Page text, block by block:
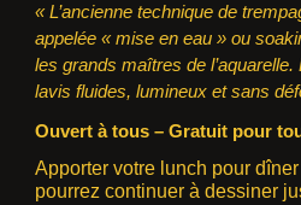
« L’ancienne technique de
appelée « mise en eau » ou
les grands maîtres de l’aquarelle.
lavis fluides, lumineux et sans
Ouvert à tous – Gratuit pour
Apporter votre lunch pour
pourrez continuer à dessiner